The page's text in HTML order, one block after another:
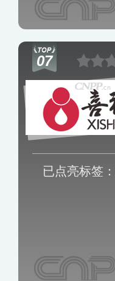
07
已点亮标签：